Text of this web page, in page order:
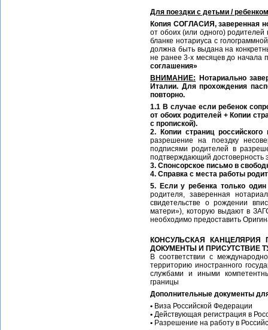
Для поездки с детьми /
Копия СОГЛАСИЯ, заверенная
от обоих (или одного)
бланке нотариуса с
должна быть выдана на
не ранее 3-х месяцев до начала
соглашения»
ВНИМАНИЕ: Нотариально
Италии. Для прохождения
повторно.
1.1 В случае если ребенок
от обоих родителей + Копии
с пропиской).
2. Копии страниц
разрешение на поездку
подписями родителей в
подтверждающий достоверность
3. Спонсорское письмо в
4. Справка с места работы
5. Если у ребенка только
родителя, заверенная
свидетельстве о рождении
матери»), которую выдают в
необходимо предоставить
КОНСУЛЬСКАЯ
ДОКУМЕНТЫ И ПРИСУТСТВИЕ
В соответствии с
территорию иностранного
службами и иными
границы
Дополнительные документы
• Виза Российской Федерации
• Действующая регистрация в
• Разрешение на работу в